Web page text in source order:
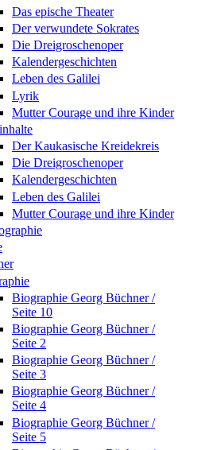
Das epische Theater
Der verwundete Sokrates
Die Dreigroschenoper
Kalendergeschichten
Leben des Galilei
Lyrik
Mutter Courage und ihre Kinder
Der Kaukasische Kreidekreis
Die Dreigroschenoper
Kalendergeschichten
Leben des Galilei
Mutter Courage und ihre Kinder
Biographie Georg Büchner /
Seite 10
Biographie Georg Büchner /
Seite 2
Biographie Georg Büchner /
Seite 3
Biographie Georg Büchner /
Seite 4
Biographie Georg Büchner /
Seite 5